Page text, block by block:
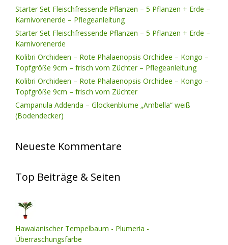
Starter Set Fleischfressende Pflanzen – 5 Pflanzen + Erde –
Karnivorenerde – Pflegeanleitung
Starter Set Fleischfressende Pflanzen – 5 Pflanzen + Erde –
Karnivorenerde
Kolibri Orchideen – Rote Phalaenopsis Orchidee – Kongo –
Topfgröße 9cm – frisch vom Züchter – Pflegeanleitung
Kolibri Orchideen – Rote Phalaenopsis Orchidee – Kongo –
Topfgröße 9cm – frisch vom Züchter
Campanula Addenda – Glockenblume „Ambella“ weiß
(Bodendecker)
Neueste Kommentare
Top Beiträge & Seiten
Hawaianischer Tempelbaum - Plumeria -
Überraschungsfarbe